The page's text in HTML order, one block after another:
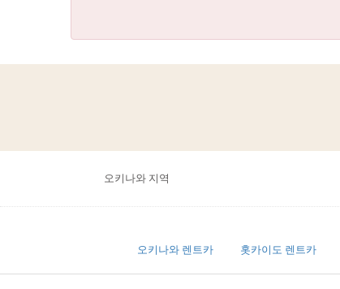
오키나와 지역
오키나와 렌트카
홋카이도 렌트카